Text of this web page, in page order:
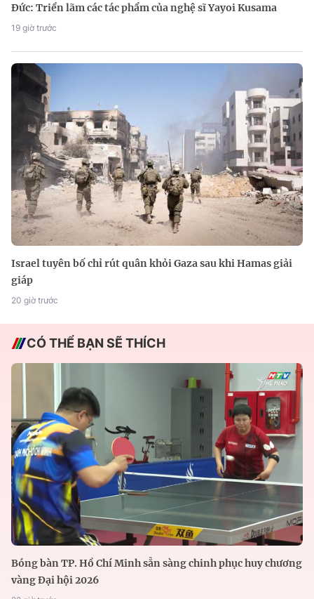
Đức: Triển lãm các tác phẩm của nghệ sĩ Yayoi Kusama
19 giờ trước
Israel tuyên bố chỉ rút quân khỏi Gaza sau khi Hamas giải
giáp
20 giờ trước
CÓ THỂ BẠN SẼ THÍCH
Bóng bàn TP. Hồ Chí Minh sẵn sàng chinh phục huy chương
vàng Đại hội 2026